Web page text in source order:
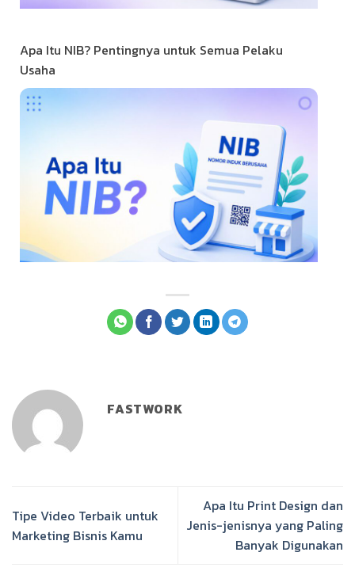
Apa Itu NIB? Pentingnya untuk Semua Pelaku
Usaha
FASTWORK
Tipe Video Terbaik untuk
Marketing Bisnis Kamu
Apa Itu Print Design dan
Jenis-jenisnya yang Paling
Banyak Digunakan